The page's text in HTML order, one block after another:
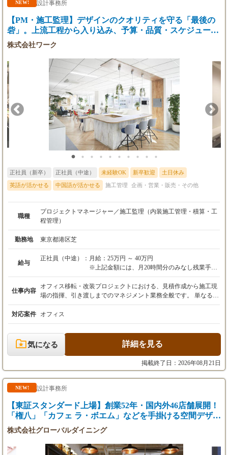
＜各手当・制度補足＞
通勤手当：一部支給（上限3万円/月）
タント(未経験OK): 実務経験不問!「インテリアやデザインが好
く出張(年数回、数日〜1週間程度)できることが必須条です。 ＜
この仕事の特徴＞ ーーまるで映画セットをつくるような空間づく
タジオなど、店舗ごとに異なる世界観をデザイン。 “写真映え”や
だけ」ではなく、完成まで導く仕事ーー 図面作成だけでなく、施
工会社との打合せ、進行管理、現場確認など、OPENまで一貫し
て担当。 それだけでなく、自社ブランドのブランデイングやモデ
ル撮影などにも一貫して携わる事ができます。 ーー設計事務所と
は、ひと味違う。インハウスデザイナーという選択肢ーー 「デザ
インの仕事は好きだけど、労働環境が厳しい…」 「もっと１つの
ブランドと向き合ってデザインがしたい」という方に最適かもし
れません。 私たちは、設計事務所のような働き方ではなく、事業
会社の一員としてチームで協力し、効率的にプロジェクトを進め
ることを重視しています。 さらに仕事だけじゃなくプライベート
の時間も、ライフスタイルに合わせた柔軟な働き方を大切にし自
分や家族との時間をより豊かに使えるのも、この働き方の魅力で
す。 ただ素敵な空間を創るだけではなく、『自分自身の人生を大
切にし、充実した毎日を送れること。』それが、最高のクリエイ
中心メンバーへーー GENDAグループ企業として安定した基盤を
持ちながら、今期は10店舗＋αの新規出店を経て、来期はさらに2
0店舗の新規出店を予定。 会社・ブランドの成長フェーズの中心
メンバーとして関われます。
NEW! 設計事務所
【PM・施工監理】デザインのクオリティを守る「最後の
砦」。上流工程から入り込み、予算・品質・スケジュール
を操るプロジェクトの司令塔。
株式会社ワーク
正社員（新卒） 正社員（中途） 未経験OK 新卒歓迎 土日休み
英語が活かせる 中国語が活かせる 施工管理 企画・営業・販売・その他
職種
プロジェクトマネージャー／施工監理（内装施工管理・積算・工
程管理）
勤務地 東京都港区芝
給与
正社員（中途）： 月給：25万円 ～ 40万円
※上記金額には、月20時間分のみなし残業手当
（32,900円～52,700円）を含みます。超過分は
別途全額支給します。
※前職の給与、経験、スキル、資格を最大限考
慮して決定します。
【試用期間】 3ヶ月（期間中の給与・待遇に変
更はありません）
仕事内容
オフィス移転・改装プロジェクトにおける、見積作成から施工現
場の指揮、引き渡しまでのマネジメント業務全般です。 単なる
「現場監督」ではありません。 デザイナーと初期段階からタッグ
を組み、デザインの実現可能性を探り、予算内で最高品質を実現
するための工夫を行う「技術的なプロデューサー」の役割です。
【具体的な業務内容】 ▼現地調査・積算・見積作成： 現場の状
況（設備、搬入経路、天井高など）を確認し、工事に必要な項目
を洗い出します。 専門業者（内装、電気、通信など）を手配し、
適正価格での見積もりを作成・精査します。 ▼業者選定・発注業
務： 協力会社への発注、納期管理。長年のパートナーシップがあ
る業者様が多いですが、新規開拓も可能です。 ▼工程表作成・ス
ケジュール管理： クライアントの移転希望日に合わせ、無理のな
質管理： 着工後は現場に立ち会い、図面通りに施工が進んでいる
か、安全管理は徹底されているかをチェックします。 現場での突
▼ビル管理会社・消防署への申請代行： 工事に必要な各種届出や
献： 「この予算なら、素材をこう変えればデザインイメージを保
対応案件 オフィス
気になる 詳細を見る
掲載終了日：2026年08月21日
NEW! 設計事務所
【東証スタンダード上場】創業52年・国内外46店舗展開！
「権八」「カフェ ラ・ボエム」などを手掛ける空間デザイ
ナー
株式会社グローバルダイニング